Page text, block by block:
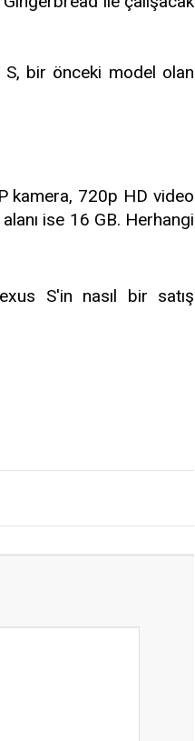
S, bir önceki model olan
kamera, 720p HD video
ise 16 GB. Herhangi
S'in nasıl bir satış